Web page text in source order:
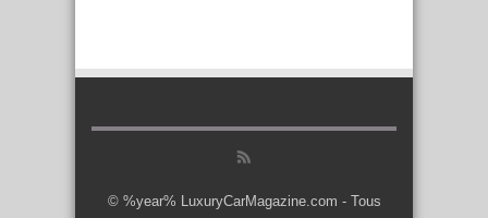
© %year% LuxuryCarMagazine.com - Tous